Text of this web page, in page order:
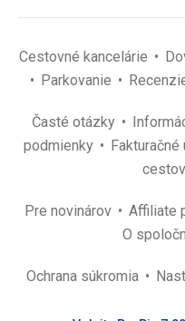
Cestovné kancelárie
Parkovanie
Časté otázky
podmienky
Fakturačné
Pre novinárov Affiliate
O
Ochrana súkromia